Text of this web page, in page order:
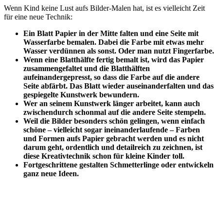
Wenn Kind keine Lust aufs Bilder-Malen hat, ist es vielleicht Zeit
für eine neue Technik:
Ein Blatt Papier in der Mitte falten und eine Seite mit
Wasserfarbe bemalen. Dabei die Farbe mit etwas mehr
Wasser verdünnen als sonst. Oder man nutzt Fingerfarbe.
Wenn eine Blatthälfte fertig bemalt ist, wird das Papier
zusammengefaltet und die Blatthälften
aufeinandergepresst, so dass die Farbe auf die andere
Seite abfärbt. Das Blatt wieder auseinanderfalten und das
gespiegelte Kunstwerk bewundern.
Wer an seinem Kunstwerk länger arbeitet, kann auch
zwischendurch schonmal auf die andere Seite stempeln.
Weil die Bilder besonders schön gelingen, wenn einfach
schöne – vielleicht sogar ineinanderlaufende – Farben
und Formen aufs Papier gebracht werden und es nicht
darum geht, ordentlich und detailreich zu zeichnen, ist
diese Kreativtechnik schon für kleine Kinder toll.
Fortgeschrittene gestalten Schmetterlinge oder entwickeln
ganz neue Ideen.